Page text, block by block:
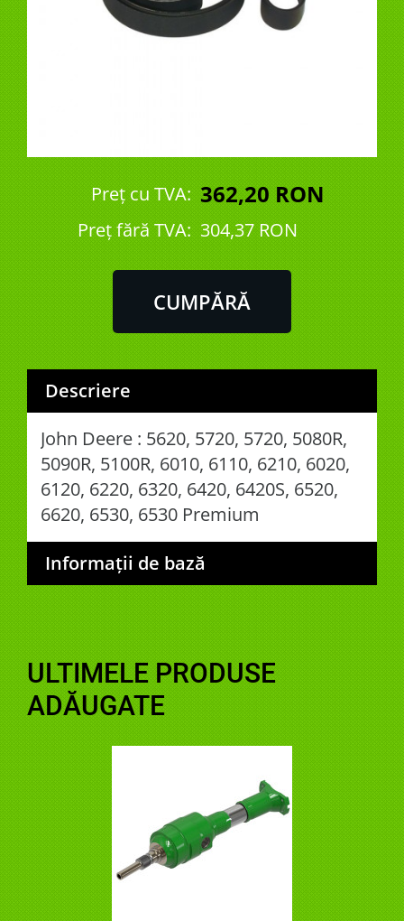
Preț cu TVA: 362,20 RON
Preţ fără TVA: 304,37 RON
Descriere
John Deere : 5620, 5720, 5720, 5080R,
5090R, 5100R, 6010, 6110, 6210, 6020,
6120, 6220, 6320, 6420, 6420S, 6520,
6620, 6530, 6530 Premium
Informații de bază
ULTIMELE PRODUSE
ADĂUGATE